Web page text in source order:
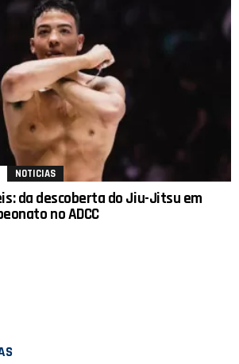
NOTICIAS
da descoberta do Jiu-Jitsu em
no ADCC